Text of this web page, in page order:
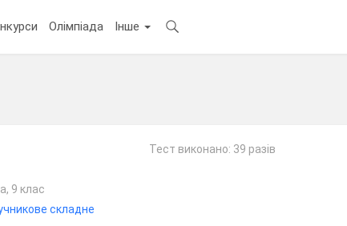
Олімпіада Інше
9 клас
складне
Тест виконано: 39 разів